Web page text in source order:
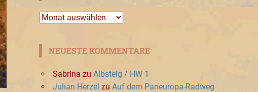
Archiv
NEUESTE KOMMENTARE
Sabrina zu Albsteig / HW 1
Julian Herzel zu Auf dem Paneuropa-Radweg